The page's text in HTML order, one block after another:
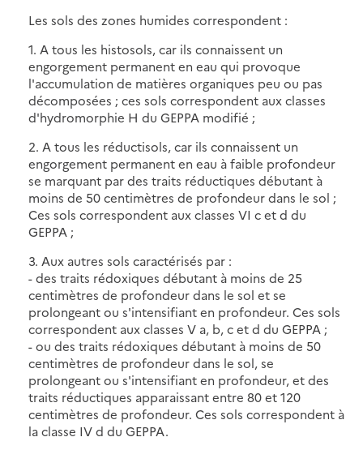
Les sols des zones humides correspondent :
1. A tous les histosols, car ils connaissent un
engorgement permanent en eau qui provoque
l'accumulation de matières organiques peu ou pas
décomposées ; ces sols correspondent aux classes
d'hydromorphie H du GEPPA modifié ;
2. A tous les réductisols, car ils connaissent un
engorgement permanent en eau à faible profondeur
se marquant par des traits réductiques débutant à
moins de 50 centimètres de profondeur dans le sol ;
Ces sols correspondent aux classes VI c et d du
GEPPA ;
3. Aux autres sols caractérisés par :
- des traits rédoxiques débutant à moins de 25
centimètres de profondeur dans le sol et se
prolongeant ou s'intensifiant en profondeur. Ces sols
correspondent aux classes V a, b, c et d du GEPPA ;
- ou des traits rédoxiques débutant à moins de 50
centimètres de profondeur dans le sol, se
prolongeant ou s'intensifiant en profondeur, et des
traits réductiques apparaissant entre 80 et 120
centimètres de profondeur. Ces sols correspondent à
la classe IV d du GEPPA.